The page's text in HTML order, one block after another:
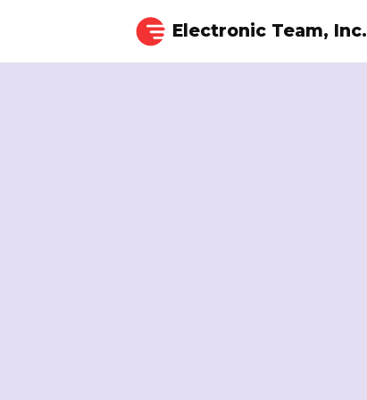
Electronic Team, Inc.